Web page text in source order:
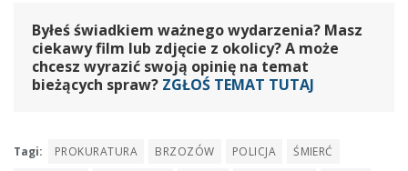
Byłeś świadkiem ważnego wydarzenia? Masz
ciekawy film lub zdjęcie z okolicy? A może
chcesz wyrazić swoją opinię na temat
bieżących spraw? ZGŁOŚ TEMAT TUTAJ
Tagi: PROKURATURA BRZOZÓW POLICJA
ŚMIERĆ